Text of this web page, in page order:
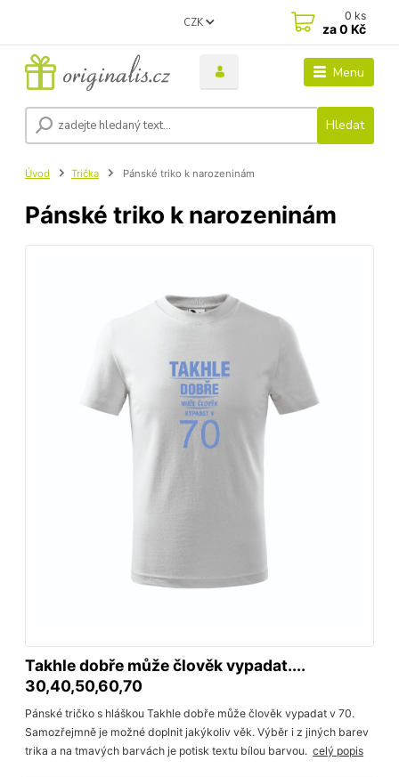
Menu
CZK
Hledat
0 ks
za0 Kč
Úvod Trička Pánské triko k narozeninám
Pánské triko k narozeninám
Takhle dobře může člověk vypadat....
30,40,50,60,70
Pánské tričko s hláškou Takhle dobře může člověk vypadat v 70.
Samozřejmně je možné doplnit jakýkoliv věk. Výběr i z jiných barev
trika a na tmavých barvách je potisk textu bílou barvou.celý popis